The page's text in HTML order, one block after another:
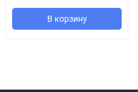
В корзину